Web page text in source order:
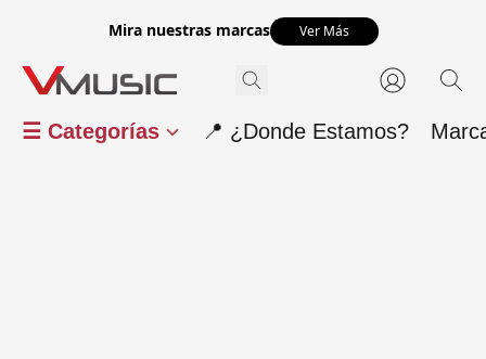
Mira nuestras marcas Ver Más
☰ Categorías 📍 ¿Donde Estamos?